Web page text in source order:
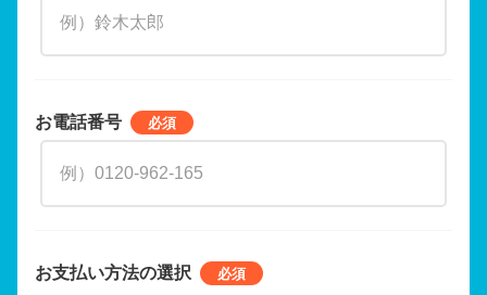
お電話番号
お支払い方法の選択